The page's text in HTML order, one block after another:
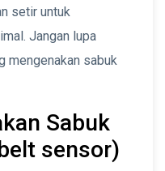
setir untuk
Jangan lupa
mengenakan sabuk
Sabuk
sensor)